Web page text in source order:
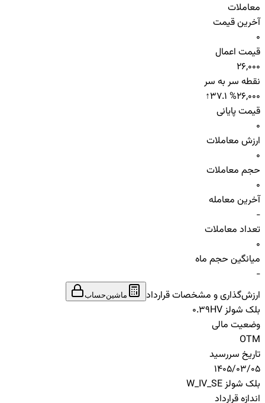
معاملات
آخرین قیمت
0
قیمت اعمال
26,000
نقطه سر به سر
26,000
↑37.1 %
قیمت پایانی
0
ارزش معاملات
0
حجم معاملات
0
آخرین معامله
-
تعداد معاملات
0
میانگین حجم ماه
-
ارزش‌گذاری و مشخصات قرارداد
ماشین‌حساب
بلک شولز HV
0.39
وضعیت مالی
OTM
تاریخ سررسید
1405/03/05
بلک شولز W_IV_SE
اندازه قرارداد